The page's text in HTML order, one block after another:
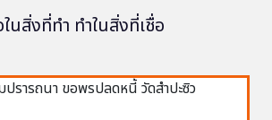
ในสิ่งที่ทำ ทำในสิ่งที่เชื่อ